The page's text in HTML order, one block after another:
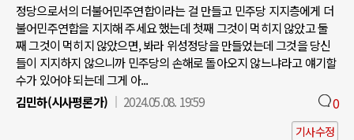
정당으로서의 더불어민주연합이라는 걸 만들고 민주당 지지층에게 더
불어민주연합을 지지해 주세요 했는데 첫째 그것이 먹히지 않았고 둘
째 그것이 먹히지 않았으면, 봐라 위성정당을 만들었는데 그것을 당신
들이 지지하지 않으니까 민주당의 손해로 돌아오지 않느냐라고 얘기할
수가 있어야 되는데 그게 아...
김민하(시사평론가)
2024.05.08. 19:59 0
기사수정